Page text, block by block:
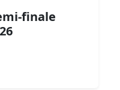
finale